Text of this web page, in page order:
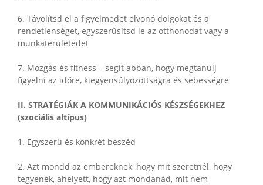
6. Távolítsd el a figyelmedet elvonó dolgokat és a
rendetlenséget, egyszerűsítsd le az otthonodat vagy a
munkaterületedet
7. Mozgás és fitness – segít abban, hogy megtanulj
figyelni az időre, kiegyensúlyozottságra és sebességre
II. STRATÉGIÁK A KOMMUNIKÁCIÓS KÉSZSÉGEKHEZ
(szociális altípus)
1. Egyszerű és konkrét beszéd
2. Azt mondd az embereknek, hogy mit szeretnél, hogy
tegyenek, ahelyett, hogy azt mondanád, mit nem